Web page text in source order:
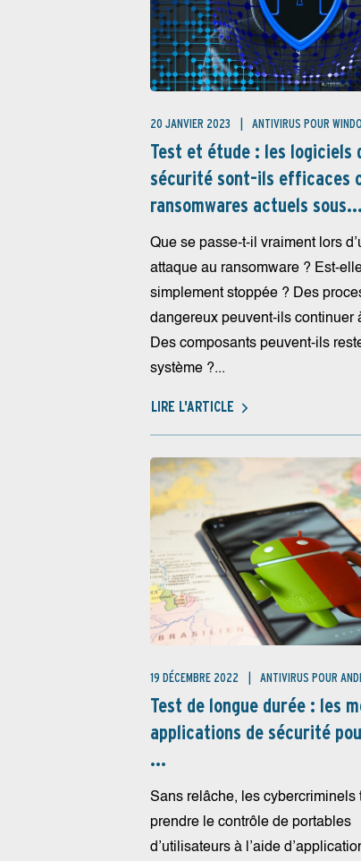
20 JANVIER 2023 ANTIVIRUS POUR
Test et étude : les logiciels
sécurité sont-ils efficaces
ransomwares actuels sous...
Que se passe-t-il vraiment lors
attaque au ransomware ? Est-
simplement stoppée ? Des
dangereux peuvent-ils continuer
Des composants peuvent-ils
système ?...
LIRE L'ARTICLE
19 DÉCEMBRE 2022 ANTIVIRUS POUR
Test de longue durée : les
applications de sécurité
...
Sans relâche, les cybercriminels
prendre le contrôle de portables
d’utilisateurs à l’aide